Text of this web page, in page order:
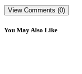
View Comments (0)
You May Also Like